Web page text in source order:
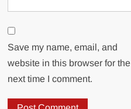
Save my name, email, and
website in this browser for the
next time I comment.